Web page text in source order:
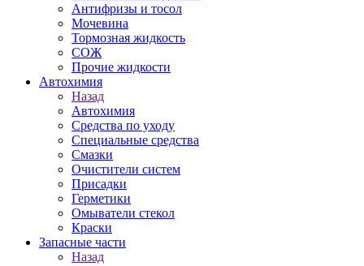
Антифризы и тосол
Мочевина
Тормозная жидкость
СОЖ
Прочие жидкости
Автохимия
Назад
Автохимия
Средства по уходу
Специальные средства
Смазки
Очистители систем
Присадки
Герметики
Омыватели стекол
Краски
Запасные части
Назад